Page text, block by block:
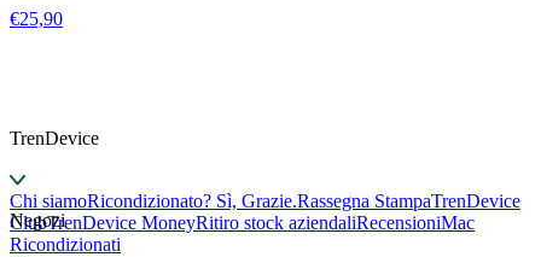
€25,90
TrenDevice
Chi siamoRicondizionato? Sì, Grazie.Rassegna StampaTrenDevice
ClubTrenDevice MoneyRitiro stock aziendaliRecensioniMac
Ricondizionati
Negozi